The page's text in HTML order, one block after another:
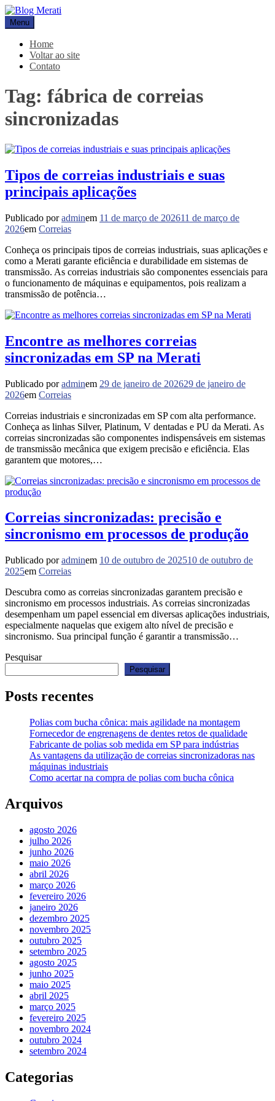
Pular
para
o
conteúdo
Blog Merati
Líder na fabricação de peças para Indústrias
Menu
Home
Voltar ao site
Contato
Tag: fábrica de correias
sincronizadas
Tipos de correias industriais e suas
principais aplicações
Publicado poradminem 11 de março de 202611 de março de
2026em Correias
Conheça os principais tipos de correias industriais, suas aplicações e
como a Merati garante eficiência e durabilidade em sistemas de
transmissão. As correias industriais são componentes essenciais para
o funcionamento de máquinas e equipamentos, pois realizam a
transmissão de potência…
Encontre as melhores correias
sincronizadas em SP na Merati
Publicado poradminem 29 de janeiro de 202629 de janeiro de
2026em Correias
Correias industriais e sincronizadas em SP com alta performance.
Conheça as linhas Silver, Platinum, V dentadas e PU da Merati. As
correias sincronizadas são componentes indispensáveis em sistemas
de transmissão mecânica que exigem precisão e eficiência. Elas
garantem que motores,…
Correias sincronizadas: precisão e
sincronismo em processos de produção
Publicado poradminem 10 de outubro de 202510 de outubro de
2025em Correias
Descubra como as correias sincronizadas garantem precisão e
sincronismo em processos industriais. As correias sincronizadas
desempenham um papel essencial em diversas aplicações industriais,
especialmente naquelas que exigem alto nível de precisão e
sincronismo. Sua principal função é garantir a transmissão…
Pesquisar
Pesquisar
Posts recentes
Polias com bucha cônica: mais agilidade na montagem
Fornecedor de engrenagens de dentes retos de qualidade
Fabricante de polias sob medida em SP para indústrias
As vantagens da utilização de correias sincronizadoras nas
máquinas industriais
Como acertar na compra de polias com bucha cônica
Arquivos
agosto 2026
julho 2026
junho 2026
maio 2026
abril 2026
março 2026
fevereiro 2026
janeiro 2026
dezembro 2025
novembro 2025
outubro 2025
setembro 2025
agosto 2025
junho 2025
maio 2025
abril 2025
março 2025
fevereiro 2025
novembro 2024
outubro 2024
setembro 2024
Categorias